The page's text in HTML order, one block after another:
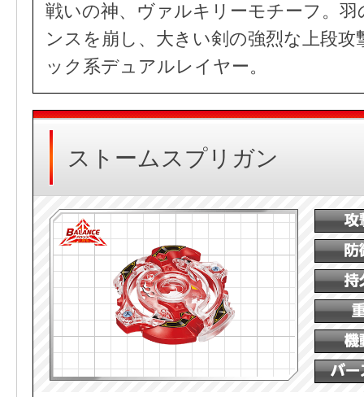
戦いの神、ヴァルキリーモチーフ。
ンスを崩し、大きい剣の強烈な上段
ック系デュアルレイヤー。
ストームスプリガン